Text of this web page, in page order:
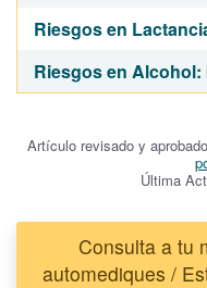
Riesgos en
Riesgos en Alcohol:
Artículo revisado y
Última
Consulta a tu
automediques /